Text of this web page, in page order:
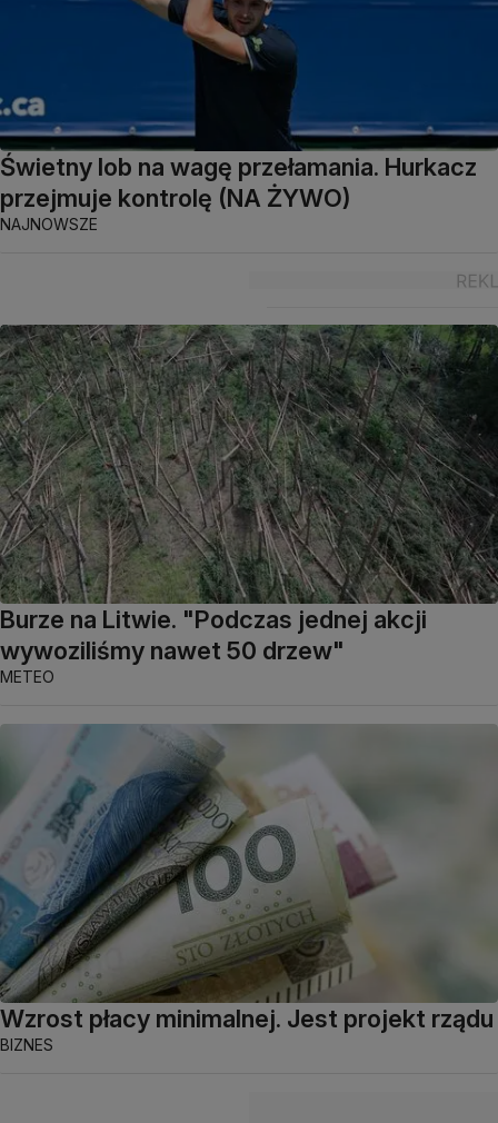
Świetny lob na wagę przełamania. Hurkacz
przejmuje kontrolę (NA ŻYWO)
NAJNOWSZE
Burze na Litwie. "Podczas jednej akcji
wywoziliśmy nawet 50 drzew"
METEO
Wzrost płacy minimalnej. Jest projekt rządu
BIZNES